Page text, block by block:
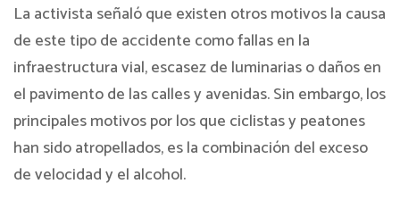
La activista señaló que existen otros motivos la causa
de este tipo de accidente como fallas en la
infraestructura vial, escasez de luminarias o daños en
el pavimento de las calles y avenidas. Sin embargo, los
principales motivos por los que ciclistas y peatones
han sido atropellados, es la combinación del exceso
de velocidad y el alcohol.